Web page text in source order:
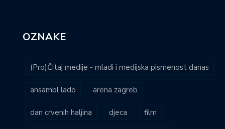
OZNAKE
(Pro)Čitaj medije - mladi i medijska pismenost danas
ansambl lado arena zagreb
dan crvenih haljina djeca film